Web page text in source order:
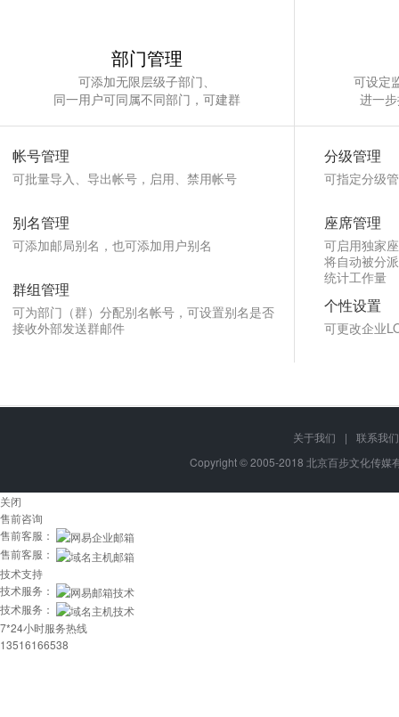
部门管理
可添加无限层级子部门、
同一用户可同属不同部门，可建群
帐号管理
可批量导入、导出帐号，启用、禁用帐号
别名管理
可添加邮局别名，也可添加用户别名
群组管理
可为部门（群）分配别名帐号，可设置别名是否
接收外部发送群邮件
可设定
进一
分级管理
可指定分级
座席管理
可启用独家
将自动被分
统计工作量
个性设置
可更改企业
关于我们 |
联系我们
Copyright © 2005-2018 北京百步文化传
关闭
售前咨询
售前客服：
售前客服：
技术支持
技术服务：
技术服务：
7*24小时服务热线
13516166538